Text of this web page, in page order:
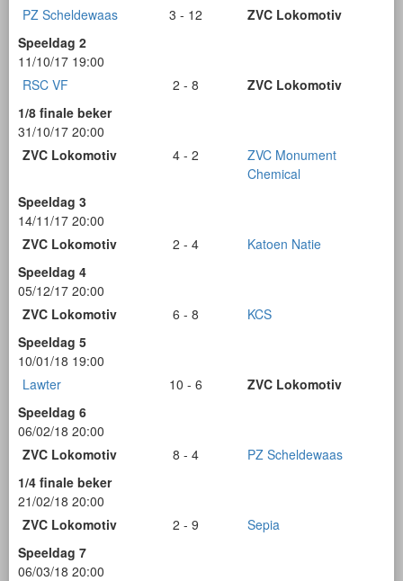
PZ Scheldewaas 3 - 12
ZVC Lokomotiv
Speeldag 2
11/10/17 19:00
RSC VF
2 - 8
ZVC Lokomotiv
1/8 finale beker
31/10/17 20:00
ZVC Lokomotiv
4 - 2
ZVC Monument
Chemical
Speeldag 3
14/11/17 20:00
ZVC Lokomotiv
2 - 4
Katoen Natie
Speeldag 4
05/12/17 20:00
ZVC Lokomotiv
6 - 8
KCS
Speeldag 5
10/01/18 19:00
Lawter
10 - 6
ZVC Lokomotiv
Speeldag 6
06/02/18 20:00
ZVC Lokomotiv
8 - 4
PZ Scheldewaas
1/4 finale beker
21/02/18 20:00
ZVC Lokomotiv
2 - 9
Sepia
Speeldag 7
06/03/18 20:00